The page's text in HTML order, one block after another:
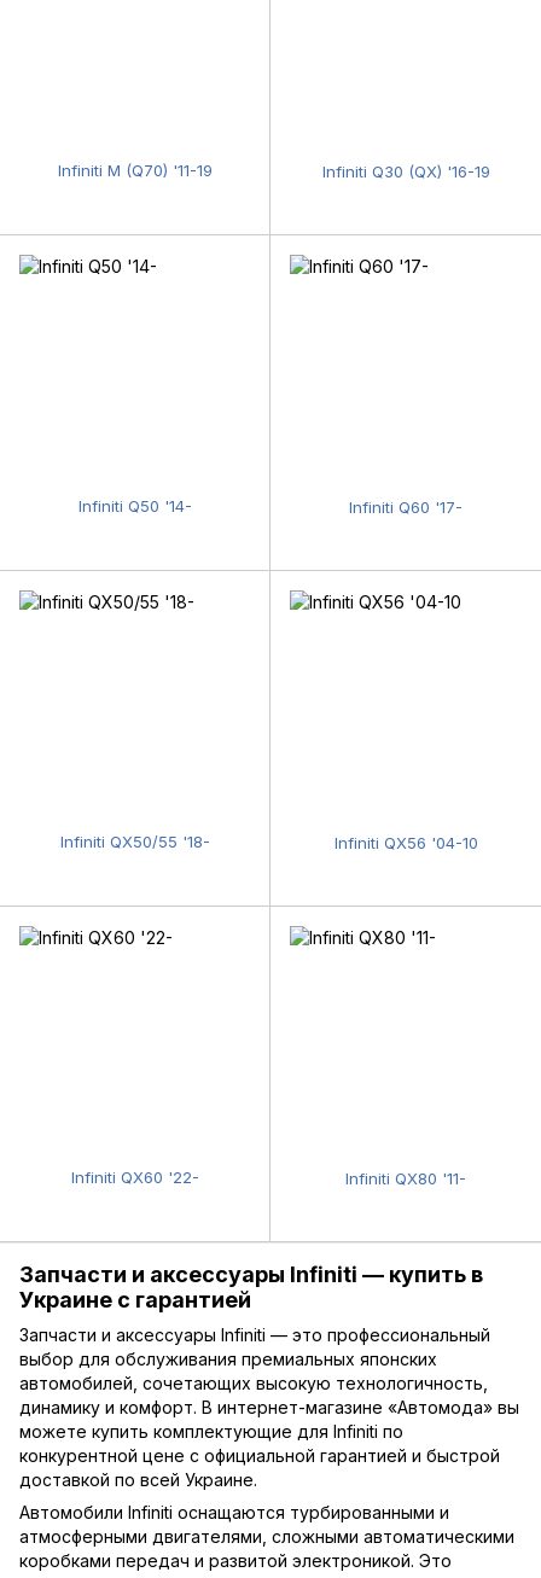
Запчасти и аксессуары Infiniti — купить в
Украине с гарантией
Запчасти и аксессуары Infiniti — это профессиональный
выбор для обслуживания премиальных японских
автомобилей, сочетающих высокую технологичность,
динамику и комфорт. В интернет-магазине «Автомода» вы
можете купить комплектующие для Infiniti по
конкурентной цене с официальной гарантией и быстрой
доставкой по всей Украине.
Автомобили Infiniti оснащаются турбированными и
атмосферными двигателями, сложными автоматическими
коробками передач и развитой электроникой. Это
Infiniti M (Q70) '11-19 Infiniti Q30 (QX) '16-19
Infiniti Q50 '14- Infiniti Q60 '17-
Infiniti QX50/55 '18- Infiniti QX56 '04-10
Infiniti QX60 '22- Infiniti QX80 '11-